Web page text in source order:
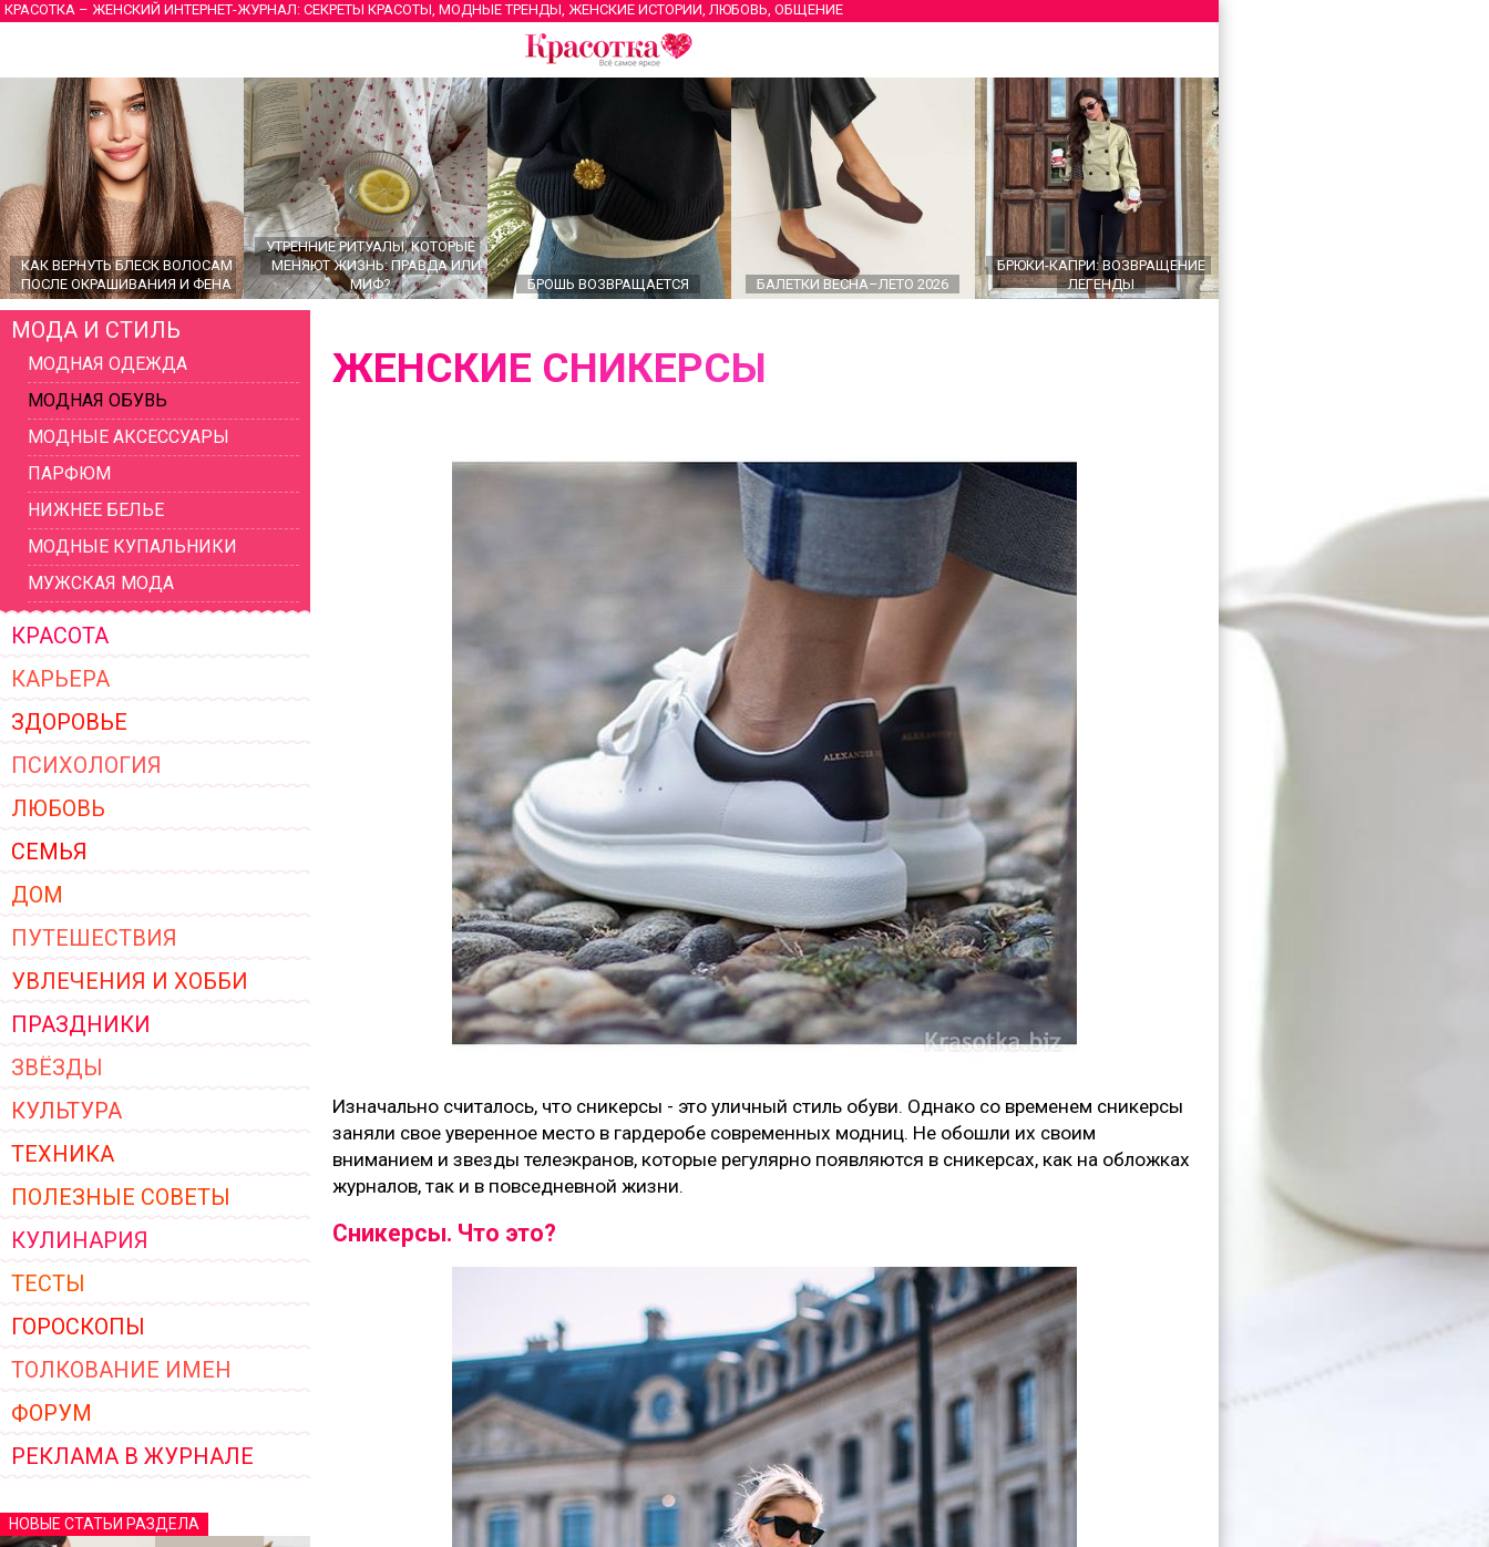
КРАСОТКА – ЖЕНСКИЙ ИНТЕРНЕТ-ЖУРНАЛ: СЕКРЕТЫ КРАСОТЫ, МОДНЫЕ ТРЕНДЫ, ЖЕНСКИЕ ИСТОРИИ, ЛЮБОВЬ, ОБЩЕНИЕ
КАК ВЕРНУТЬ БЛЕСК ВОЛОСАМ
ПОСЛЕ ОКРАШИВАНИЯ И ФЕНА
УТРЕННИЕ РИТУАЛЫ, КОТОРЫЕ
МЕНЯЮТ ЖИЗНЬ: ПРАВДА ИЛИ
МИФ?
БРОШЬ ВОЗВРАЩАЕТСЯ БАЛЕТКИ ВЕСНА–ЛЕТО 2026
БРЮКИ-КАПРИ: ВОЗВРАЩЕНИЕ
ЛЕГЕНДЫ
ГЛАВНЫЕ ТРЕНДЫ ВЕРХНЕЙ
ЖЕНСКОЙ ОДЕЖДЫ 2026
МОДА И СТИЛЬ
МОДНАЯ ОДЕЖДА
МОДНАЯ ОБУВЬ
МОДНЫЕ АКСЕССУАРЫ
ПАРФЮМ
НИЖНЕЕ БЕЛЬЕ
МОДНЫЕ КУПАЛЬНИКИ
МУЖСКАЯ МОДА
КРАСОТА
КАРЬЕРА
ЗДОРОВЬЕ
ПСИХОЛОГИЯ
ЛЮБОВЬ
СЕМЬЯ
ДОМ
ПУТЕШЕСТВИЯ
УВЛЕЧЕНИЯ И ХОББИ
ПРАЗДНИКИ
ЗВЁЗДЫ
КУЛЬТУРА
ТЕХНИКА
ПОЛЕЗНЫЕ СОВЕТЫ
КУЛИНАРИЯ
ТЕСТЫ
ГОРОСКОПЫ
ТОЛКОВАНИЕ ИМЕН
ФОРУМ
РЕКЛАМА В ЖУРНАЛЕ
НОВЫЕ СТАТЬИ РАЗДЕЛА
ЖЕНСКИЕ СНИКЕРСЫ
Изначально считалось, что сникерсы - это уличный стиль обуви. Однако со временем сникерсы
заняли свое уверенное место в гардеробе современных модниц. Не обошли их своим
вниманием и звезды телеэкранов, которые регулярно появляются в сникерсах, как на обложках
журналов, так и в повседневной жизни.
Сникерсы. Что это?